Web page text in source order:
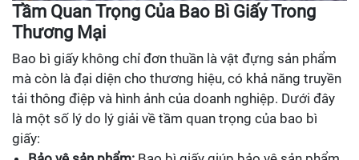
Tầm Quan Trọng Của Bao Bì Giấy Trong
Thương Mại
Bao bì giấy không chỉ đơn thuần là vật đựng sản phẩm
mà còn là đại diện cho thương hiệu, có khả năng truyền
tải thông điệp và hình ảnh của doanh nghiệp. Dưới đây
là một số lý do lý giải về tầm quan trọng của bao bì
giấy: